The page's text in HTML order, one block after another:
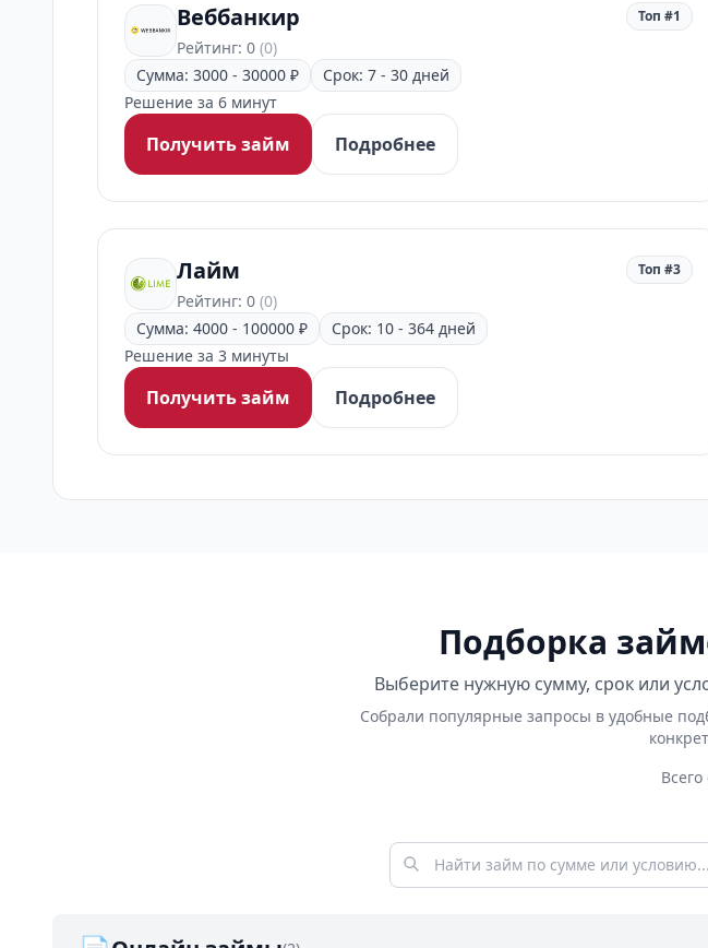
Веббанкир
Рейтинг: 0 (0)
Топ #1
Сумма: 3000 - 30000 ₽
Срок: 7 - 30 дней
Решение за 6 минут
Получить займ Подробнее
Лайм
Рейтинг: 0 (0)
Топ #3
Сумма: 4000 - 100000 ₽
Срок: 10 - 364 дней
Решение за 3 минуты
Получить займ Подробнее
Подборка
Выберите нужную сумму, срок или
Собрали популярные запросы в удобные